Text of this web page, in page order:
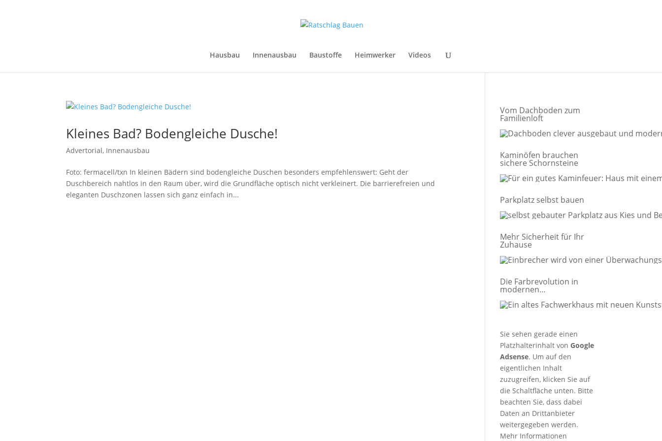
Hausbau Innenausbau Baustoffe Heimwerker Videos
Kleines Bad? Bodengleiche Dusche!
Advertorial, Innenausbau
Foto: fermacell/txn In kleinen Bädern sind bodengleiche Duschen besonders empfehlenswert: Geht der
Duschbereich nahtlos in den Raum über, wird die Grundfläche optisch nicht verkleinert. Die barrierefreien und
eleganten Duschzonen lassen sich ganz einfach in...
Vom Dachboden zum
Familienloft
Kaminöfen brauchen
sichere Schornsteine
Parkplatz selbst bauen
Mehr Sicherheit für Ihr
Zuhause
Die Farbrevolution in
modernen
Guide für Bauherren und
Sie sehen gerade einen
Platzhalterinhalt vonGoogle
Adsense. Um auf den
eigentlichen Inhalt
zuzugreifen, klicken Sie auf
die Schaltfläche unten. Bitte
beachten Sie, dass dabei
Daten an Drittanbieter
weitergegeben werden.
Mehr Informationen